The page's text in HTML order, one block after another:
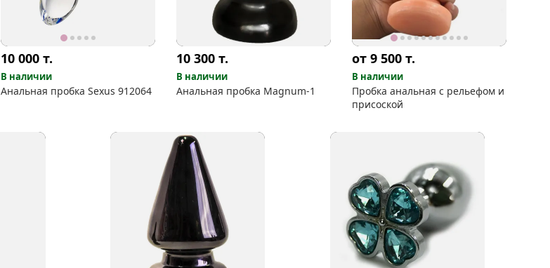
10 000 т.
В наличии
Анальная пробка Sexus 912064
10 300 т.
В наличии
Анальная пробка Magnum-1
от 9 500 т.
В наличии
Пробка анальная с рельефом и
присоской